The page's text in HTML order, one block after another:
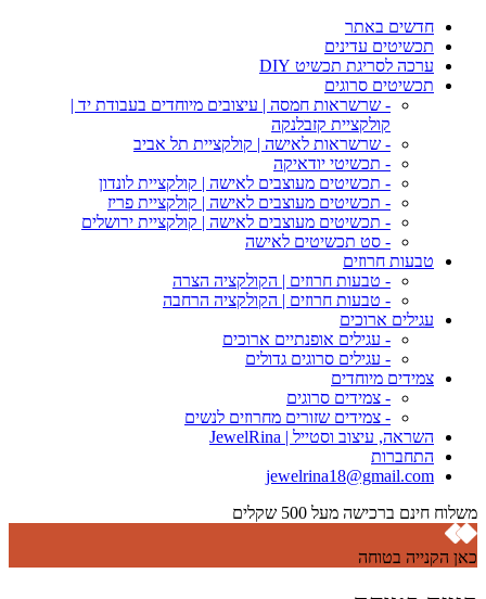
חדשים באתר
תכשיטים עדינים
ערכה לסריגת תכשיט DIY
תכשיטים סרוגים
- שרשראות חמסה | עיצובים מיוחדים בעבודת יד |
קולקציית קזבלנקה
- שרשראות לאישה | קולקציית תל אביב
- תכשיטי יודאיקה
- תכשיטים מעוצבים לאישה | קולקציית לונדון
- תכשיטים מעוצבים לאישה | קולקציית פריז
- תכשיטים מעוצבים לאישה | קולקציית ירושלים
- סט תכשיטים לאישה
טבעות חרוזים
- טבעות חרוזים | הקולקציה הצרה
- טבעות חרוזים | הקולקציה הרחבה
עגילים ארוכים
- עגילים אופנתיים ארוכים
- עגילים סרוגים גדולים
צמידים מיוחדים
- צמידים סרוגים
- צמידים שזורים מחרוזים לנשים
השראה, עיצוב וסטייל | JewelRina
התחברות
jewelrina18@gmail.com
משלוח חינם ברכישה מעל 500 שקלים
כאן הקנייה בטוחה